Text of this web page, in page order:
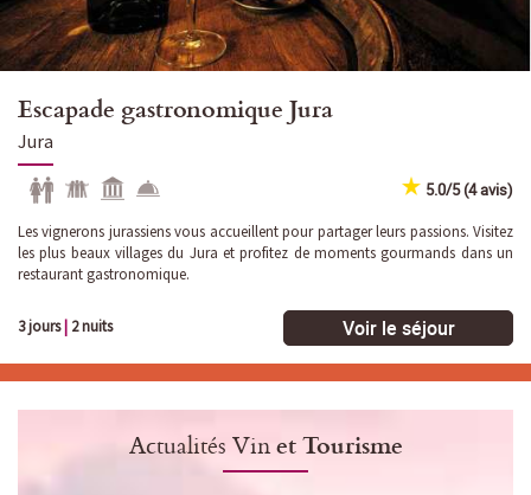
Escapade gastronomique Jura
Jura
5.0/5 (4 avis)
Les vignerons jurassiens vous accueillent pour partager leurs passions. Visitez
les plus beaux villages du Jura et profitez de moments gourmands dans un
restaurant gastronomique.
3 jours| 2 nuits Voir le séjour
Actualités Vinet Tourisme